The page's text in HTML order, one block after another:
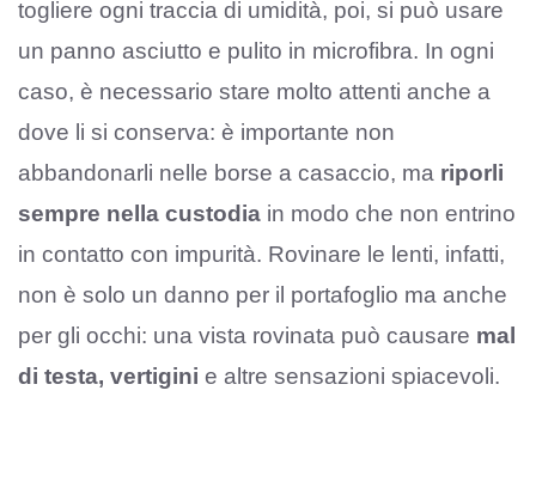
togliere ogni traccia di umidità, poi, si può usare
un panno asciutto e pulito in microfibra. In ogni
caso, è necessario stare molto attenti anche a
dove li si conserva: è importante non
abbandonarli nelle borse a casaccio, ma riporli
sempre nella custodia in modo che non entrino
in contatto con impurità. Rovinare le lenti, infatti,
non è solo un danno per il portafoglio ma anche
per gli occhi: una vista rovinata può causare mal
di testa, vertigini e altre sensazioni spiacevoli.